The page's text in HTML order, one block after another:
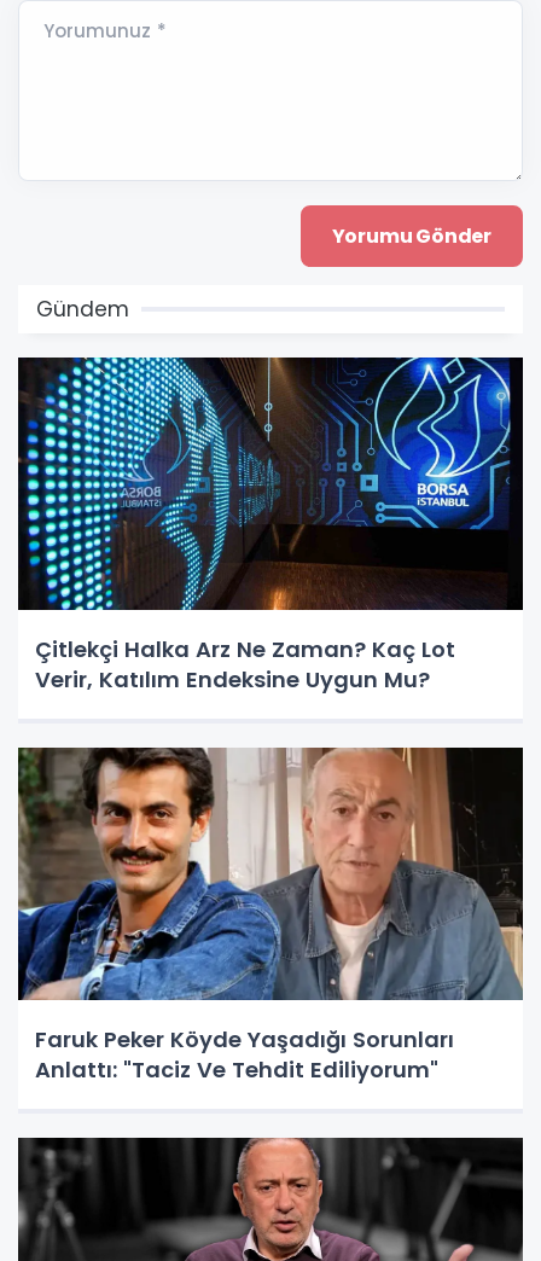
Yorumunuz *
Gündem
Çitlekçi Halka Arz Ne Zaman? Kaç Lot
Verir, Katılım Endeksine Uygun Mu?
Faruk Peker Köyde Yaşadığı Sorunları
Anlattı: "Taciz Ve Tehdit Ediliyorum"